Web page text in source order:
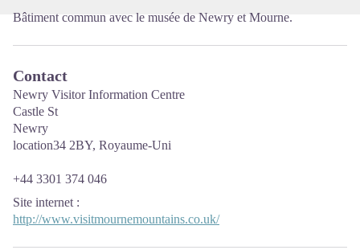
Bâtiment commun avec le musée de Newry et Mourne.
Contact
Newry Visitor Information Centre
Castle St
Newry
location34 2BY, Royaume-Uni
+44 3301 374 046
Site internet :
http://www.visitmournemountains.co.uk/